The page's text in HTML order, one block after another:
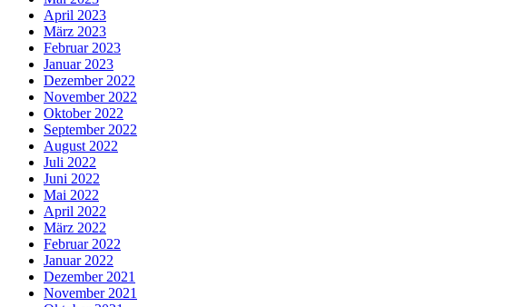
April 2023
März 2023
Februar 2023
Januar 2023
Dezember 2022
November 2022
Oktober 2022
September 2022
August 2022
Juli 2022
Juni 2022
Mai 2022
April 2022
März 2022
Februar 2022
Januar 2022
Dezember 2021
November 2021